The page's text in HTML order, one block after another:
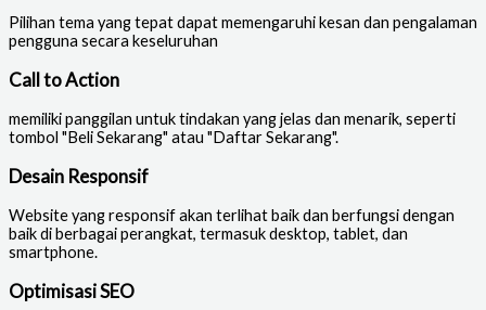
Pilihan tema yang tepat dapat memengaruhi kesan dan pengalaman
pengguna secara keseluruhan
Call to Action
memiliki panggilan untuk tindakan yang jelas dan menarik, seperti
tombol "Beli Sekarang" atau "Daftar Sekarang".
Desain Responsif
Website yang responsif akan terlihat baik dan berfungsi dengan
baik di berbagai perangkat, termasuk desktop, tablet, dan
smartphone.
Optimisasi SEO